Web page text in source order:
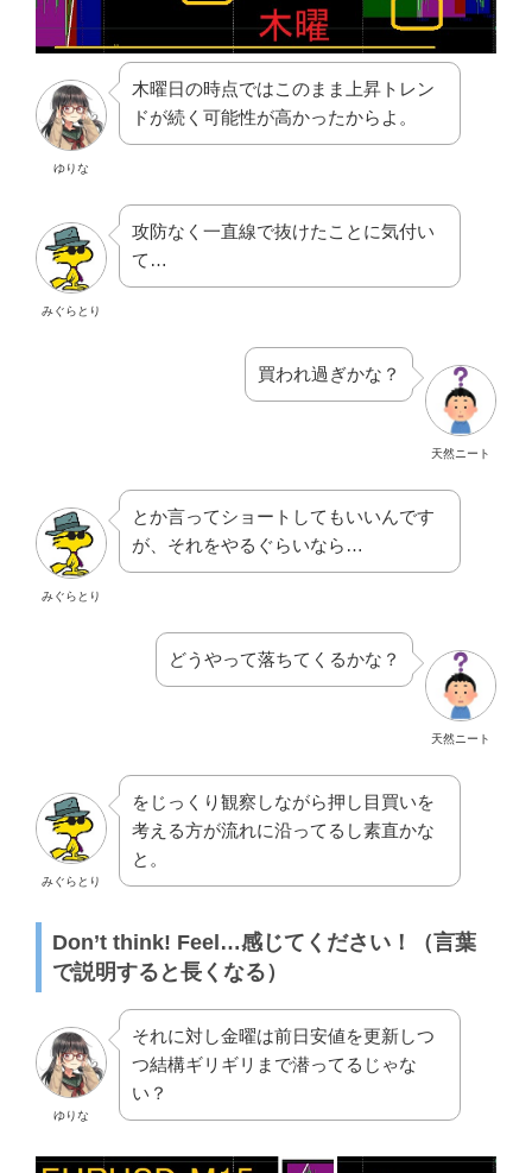
ゆりな
木曜日の時点ではこのまま上昇トレン
ドが続く可能性が高かったからよ。
みぐらとり
攻防なく一直線で抜けたことに気付い
て…
天然ニート
買われ過ぎかな？
みぐらとり
とか言ってショートしてもいいんです
が、それをやるぐらいなら…
天然ニート
どうやって落ちてくるかな？
みぐらとり
をじっくり観察しながら押し目買いを
考える方が流れに沿ってるし素直かな
と。
Don’t think! Feel…感じてください！（言葉
で説明すると長くなる）
ゆりな
それに対し金曜は前日安値を更新しつ
つ結構ギリギリまで潜ってるじゃな
い？